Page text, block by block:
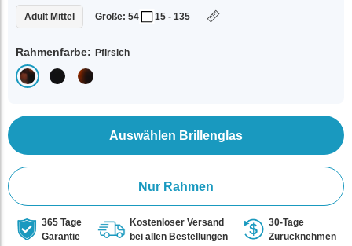
Adult Mittel Größe: 54 15 - 135
Rahmenfarbe: Pfirsich
Auswählen Brillenglas
Nur Rahmen
365 Tage
Garantie
Kostenloser Versand
bei allen Bestellungen
30-Tage
Zurücknehmen